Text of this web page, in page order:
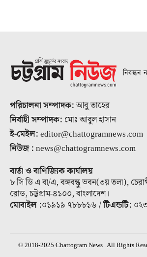
নিবন্ধন
পরিচালনা সম্পাদক:আবু তাহের
নির্বাহী সম্পাদক: মোঃ আবুল হাসান
ই-মেইল:editor@chattogramnews.com
নিউজ :news@chattogramnews.com
বার্তা ও বাণিজ্যিক কার্যালয়
৮ সি ডি এ বা/এ, বঙ্গবন্ধু ভবন(৩য় তলা),
রোড, চট্টগ্রাম-৪১০০, বাংলাদেশ।
মোবাইল :০১৯১৯ ৭৮৮৮১৬ /টিএন্ডটি:
© 2018-2025 Chattogram News . All Rights